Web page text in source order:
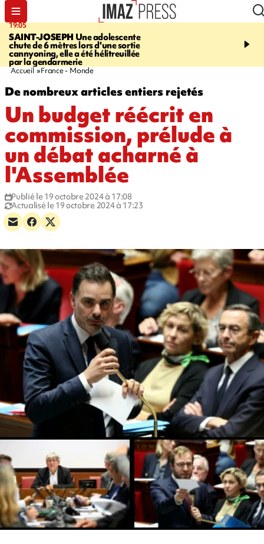
19:05
SAINT-JOSEPH Une adolescente
chute de 6 mètres lors d'une sortie
cannyoning, elle a été hélitreuillée
par la gendarmerie
20:44
rouée de coups,
Accueil France - Monde
De nombreux articles entiers rejetés
Un budget réécrit en
commission, prélude à
un débat acharné à
l'Assemblée
Publié le 19 octobre 2024 à 17:08
Actualisé le 19 octobre 2024 à 17:23